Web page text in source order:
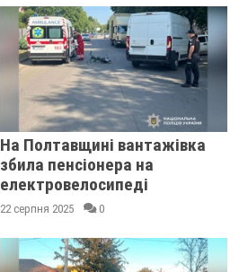
На Полтавщині вантажівка
збила пенсіонера на
електровелосипеді
22 серпня 2025 0